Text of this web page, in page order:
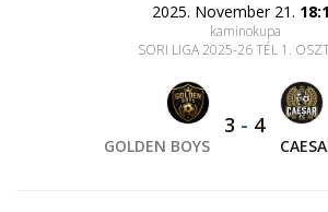
2025. November 21.
kaminokupa
SORI LIGA 2025-26 TÉL 1.
GOLDEN BOYS
3 - 4